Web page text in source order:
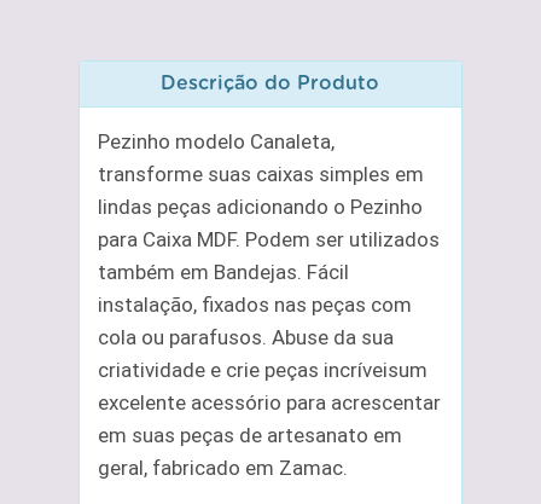
Descrição do Produto
Pezinho modelo Canaleta,
transforme suas caixas simples em
lindas peças adicionando o Pezinho
para Caixa MDF. Podem ser utilizados
também em Bandejas. Fácil
instalação, fixados nas peças com
cola ou parafusos. Abuse da sua
criatividade e crie peças incríveisum
excelente acessório para acrescentar
em suas peças de artesanato em
geral, fabricado em Zamac.